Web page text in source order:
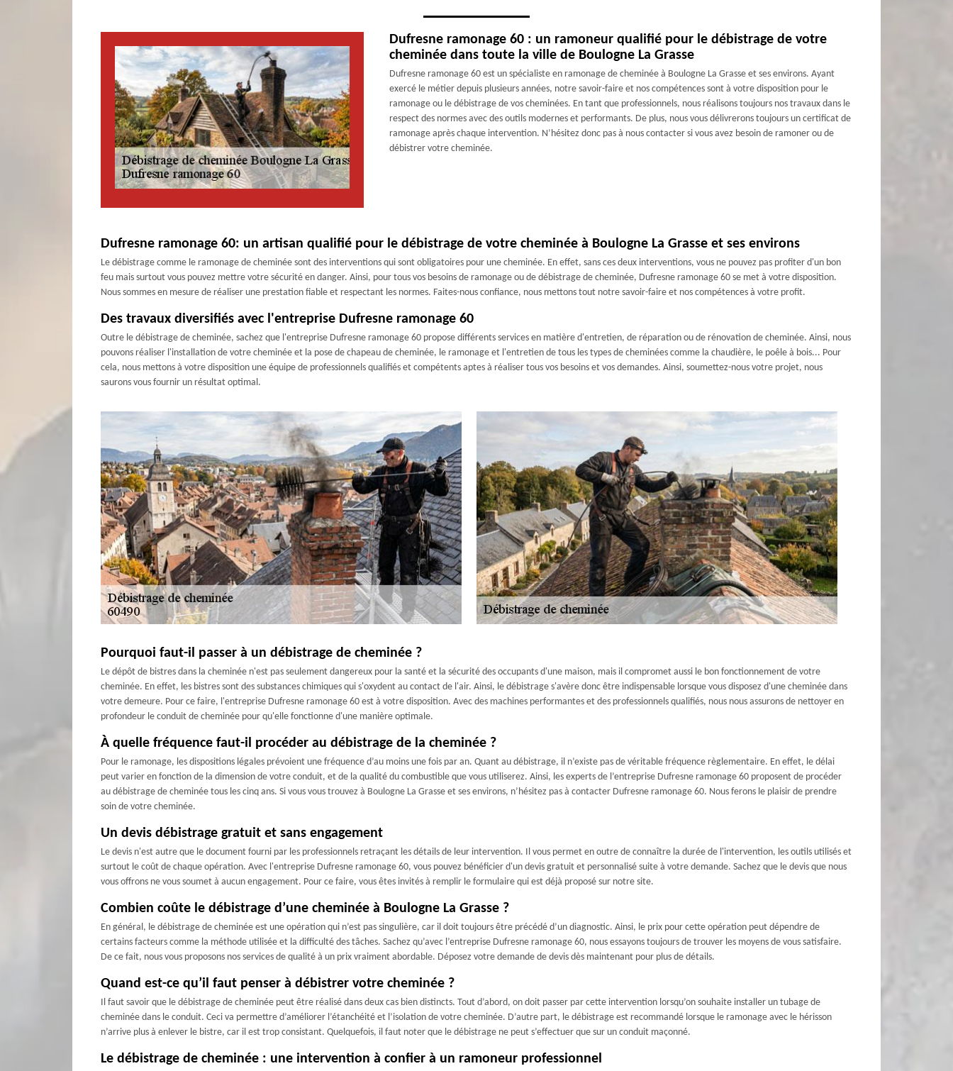
Dufresne ramonage 60 : un ramoneur qualifié pour le débistrage de votre
cheminée dans toute la ville de Boulogne La Grasse
Dufresne ramonage 60 est un spécialiste en ramonage de cheminée à Boulogne La Grasse et ses environs. Ayant
exercé le métier depuis plusieurs années, notre savoir-faire et nos compétences sont à votre disposition pour le
ramonage ou le débistrage de vos cheminées. En tant que professionnels, nous réalisons toujours nos travaux dans le
respect des normes avec des outils modernes et performants. De plus, nous vous délivrerons toujours un certificat de
ramonage après chaque intervention. N’hésitez donc pas à nous contacter si vous avez besoin de ramoner ou de
débistrer votre cheminée.
Dufresne ramonage 60: un artisan qualifié pour le débistrage de votre cheminée à Boulogne La Grasse et ses environs
Le débistrage comme le ramonage de cheminée sont des interventions qui sont obligatoires pour une cheminée. En effet, sans ces deux interventions, vous ne pouvez pas profiter d'un bon
feu mais surtout vous pouvez mettre votre sécurité en danger. Ainsi, pour tous vos besoins de ramonage ou de débistrage de cheminée, Dufresne ramonage 60 se met à votre disposition.
Nous sommes en mesure de réaliser une prestation fiable et respectant les normes. Faites-nous confiance, nous mettons tout notre savoir-faire et nos compétences à votre profit.
Des travaux diversifiés avec l'entreprise Dufresne ramonage 60
Outre le débistrage de cheminée, sachez que l'entreprise Dufresne ramonage 60 propose différents services en matière d'entretien, de réparation ou de rénovation de cheminée. Ainsi, nous
pouvons réaliser l'installation de votre cheminée et la pose de chapeau de cheminée, le ramonage et l'entretien de tous les types de cheminées comme la chaudière, le poêle à bois... Pour
cela, nous mettons à votre disposition une équipe de professionnels qualifiés et compétents aptes à réaliser tous vos besoins et vos demandes. Ainsi, soumettez-nous votre projet, nous
saurons vous fournir un résultat optimal.
Pourquoi faut-il passer à un débistrage de cheminée ?
Le dépôt de bistres dans la cheminée n'est pas seulement dangereux pour la santé et la sécurité des occupants d'une maison, mais il compromet aussi le bon fonctionnement de votre
cheminée. En effet, les bistres sont des substances chimiques qui s'oxydent au contact de l'air. Ainsi, le débistrage s'avère donc être indispensable lorsque vous disposez d'une cheminée dans
votre demeure. Pour ce faire, l'entreprise Dufresne ramonage 60 est à votre disposition. Avec des machines performantes et des professionnels qualifiés, nous nous assurons de nettoyer en
profondeur le conduit de cheminée pour qu'elle fonctionne d'une manière optimale.
À quelle fréquence faut-il procéder au débistrage de la cheminée ?
Pour le ramonage, les dispositions légales prévoient une fréquence d’au moins une fois par an. Quant au débistrage, il n’existe pas de véritable fréquence règlementaire. En effet, le délai
peut varier en fonction de la dimension de votre conduit, et de la qualité du combustible que vous utiliserez. Ainsi, les experts de l’entreprise Dufresne ramonage 60 proposent de procéder
au débistrage de cheminée tous les cinq ans. Si vous vous trouvez à Boulogne La Grasse et ses environs, n’hésitez pas à contacter Dufresne ramonage 60. Nous ferons le plaisir de prendre
soin de votre cheminée.
Un devis débistrage gratuit et sans engagement
Le devis n'est autre que le document fourni par les professionnels retraçant les détails de leur intervention. Il vous permet en outre de connaître la durée de l'intervention, les outils utilisés et
surtout le coût de chaque opération. Avec l'entreprise Dufresne ramonage 60, vous pouvez bénéficier d'un devis gratuit et personnalisé suite à votre demande. Sachez que le devis que nous
vous offrons ne vous soumet à aucun engagement. Pour ce faire, vous êtes invités à remplir le formulaire qui est déjà proposé sur notre site.
Combien coûte le débistrage d’une cheminée à Boulogne La Grasse ?
En général, le débistrage de cheminée est une opération qui n’est pas singulière, car il doit toujours être précédé d’un diagnostic. Ainsi, le prix pour cette opération peut dépendre de
certains facteurs comme la méthode utilisée et la difficulté des tâches. Sachez qu’avec l’entreprise Dufresne ramonage 60, nous essayons toujours de trouver les moyens de vous satisfaire.
De ce fait, nous vous proposons nos services de qualité à un prix vraiment abordable. Déposez votre demande de devis dès maintenant pour plus de détails.
Quand est-ce qu’il faut penser à débistrer votre cheminée ?
Il faut savoir que le débistrage de cheminée peut être réalisé dans deux cas bien distincts. Tout d’abord, on doit passer par cette intervention lorsqu’on souhaite installer un tubage de
cheminée dans le conduit. Ceci va permettre d’améliorer l’étanchéité et l’isolation de votre cheminée. D’autre part, le débistrage est recommandé lorsque le ramonage avec le hérisson
n’arrive plus à enlever le bistre, car il est trop consistant. Quelquefois, il faut noter que le débistrage ne peut s’effectuer que sur un conduit maçonné.
Le débistrage de cheminée : une intervention à confier à un ramoneur professionnel